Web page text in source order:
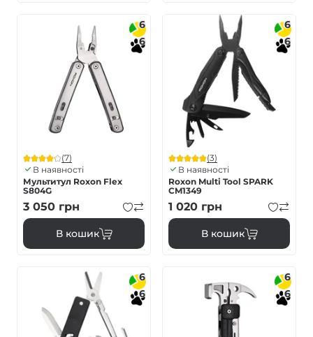
6
6
(7)
В наявності
Мультитул Roxon Flex
S804G
3 050 грн
В кошик
6
6
(3)
В наявності
Roxon Multi Tool SPARK
CM1349
1 020 грн
В кошик
6
6
6
6